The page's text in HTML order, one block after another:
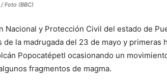
Foto (BBC)
Nacional y Protección Civil del estado de
de la madrugada del 23 de mayo y primeras
Popocatépetl ocasionando un
fragmentos de magma.